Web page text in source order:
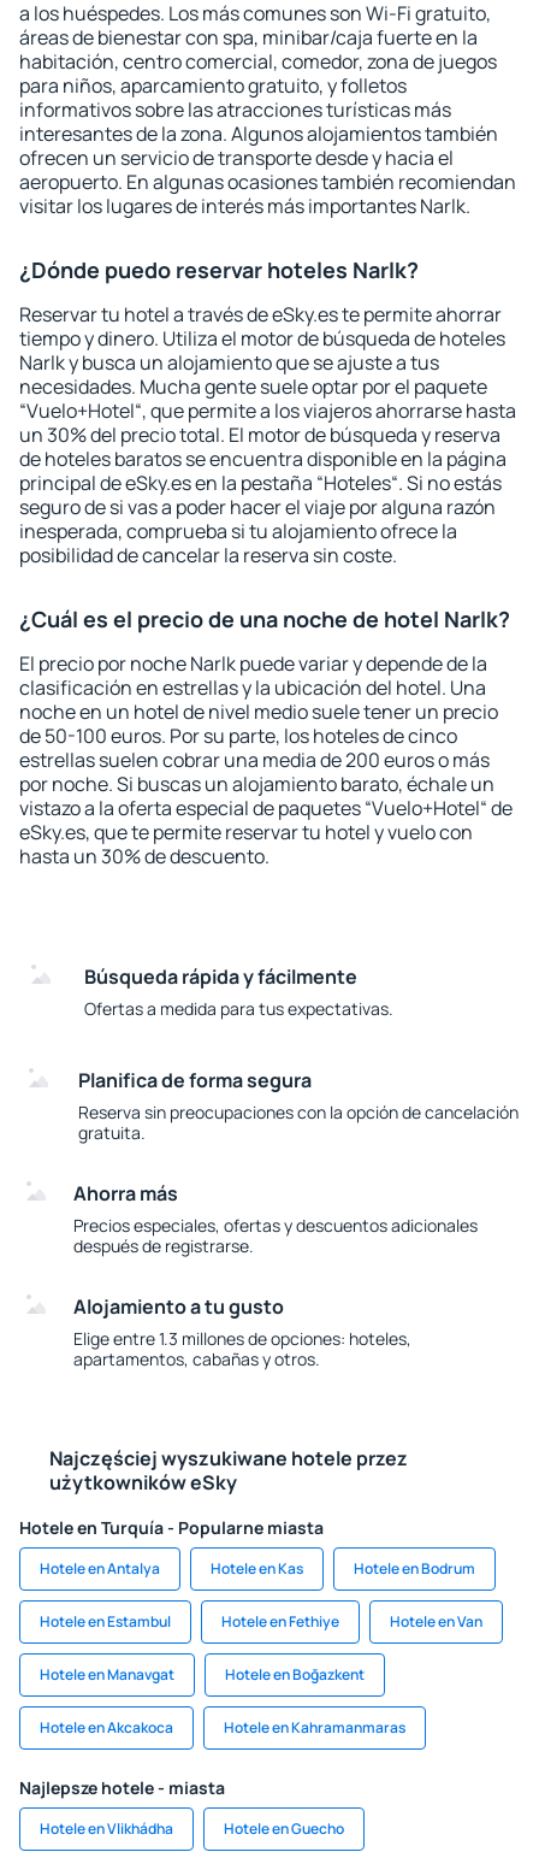
a los huéspedes. Los más comunes son Wi-Fi gratuito,
áreas de bienestar con spa, minibar/caja fuerte en la
habitación, centro comercial, comedor, zona de juegos
para niños, aparcamiento gratuito, y folletos
informativos sobre las atracciones turísticas más
interesantes de la zona. Algunos alojamientos también
ofrecen un servicio de transporte desde y hacia el
aeropuerto. En algunas ocasiones también recomiendan
visitar los lugares de interés más importantes Narlk.
¿Dónde puedo reservar hoteles Narlk?
Reservar tu hotel a través de eSky.es te permite ahorrar
tiempo y dinero. Utiliza el motor de búsqueda de hoteles
Narlk y busca un alojamiento que se ajuste a tus
necesidades. Mucha gente suele optar por el paquete
“Vuelo+Hotel“, que permite a los viajeros ahorrarse hasta
un 30% del precio total. El motor de búsqueda y reserva
de hoteles baratos se encuentra disponible en la página
principal de eSky.es en la pestaña “Hoteles“. Si no estás
seguro de si vas a poder hacer el viaje por alguna razón
inesperada, comprueba si tu alojamiento ofrece la
posibilidad de cancelar la reserva sin coste.
¿Cuál es el precio de una noche de hotel Narlk?
El precio por noche Narlk puede variar y depende de la
clasificación en estrellas y la ubicación del hotel. Una
noche en un hotel de nivel medio suele tener un precio
de 50-100 euros. Por su parte, los hoteles de cinco
estrellas suelen cobrar una media de 200 euros o más
por noche. Si buscas un alojamiento barato, échale un
vistazo a la oferta especial de paquetes “Vuelo+Hotel“ de
eSky.es, que te permite reservar tu hotel y vuelo con
hasta un 30% de descuento.
Búsqueda rápida y fácilmente
Ofertas a medida para tus expectativas.
Planifica de forma segura
Reserva sin preocupaciones con la opción de cancelación
gratuita.
Ahorra más
Precios especiales, ofertas y descuentos adicionales
después de registrarse.
Alojamiento a tu gusto
Elige entre 1.3 millones de opciones: hoteles,
apartamentos, cabañas y otros.
Najczęściej wyszukiwane hotele przez
użytkowników eSky
Hotele en Turquía - Popularne miasta
Hotele en Antalya Hotele en Kas Hotele en Bodrum
Hotele en Estambul Hotele en Fethiye Hotele en Van
Hotele en Manavgat Hotele en Boğazkent
Hotele en Akcakoca Hotele en Kahramanmaras
Najlepsze hotele - miasta
Hotele en Vlikhádha Hotele en Guecho